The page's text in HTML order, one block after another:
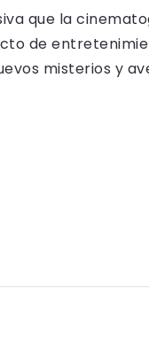
que la
de
misterios y